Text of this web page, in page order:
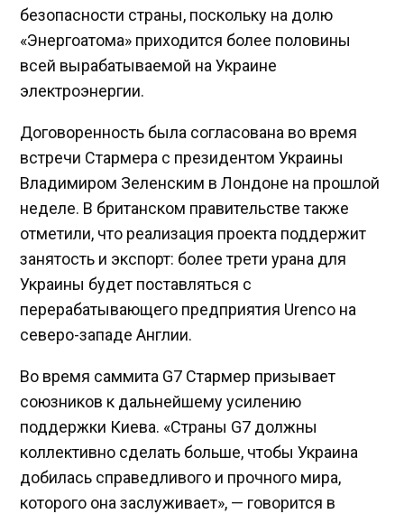
безопасности страны, поскольку на долю
«Энергоатома» приходится более половины
всей вырабатываемой на Украине
электроэнергии.
Договоренность была согласована во время
встречи Стармера с президентом Украины
Владимиром Зеленским в Лондоне на прошлой
неделе. В британском правительстве также
отметили, что реализация проекта поддержит
занятость и экспорт: более трети урана для
Украины будет поставляться с
перерабатывающего предприятия Urenco на
северо-западе Англии.
Во время саммита G7 Стармер призывает
союзников к дальнейшему усилению
поддержки Киева. «Страны G7 должны
коллективно сделать больше, чтобы Украина
добилась справедливого и прочного мира,
которого она заслуживает», — говорится в